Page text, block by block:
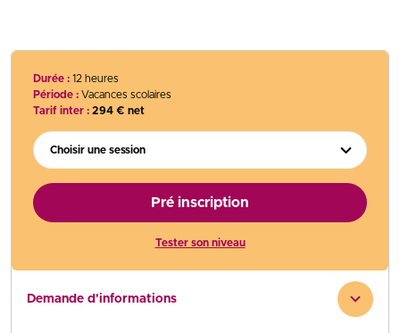
Durée : 12 heures
Période : Vacances scolaires
Tarif inter : 294 € net
Choisir une session
Pré inscription
Tester son niveau
Demande d'informations